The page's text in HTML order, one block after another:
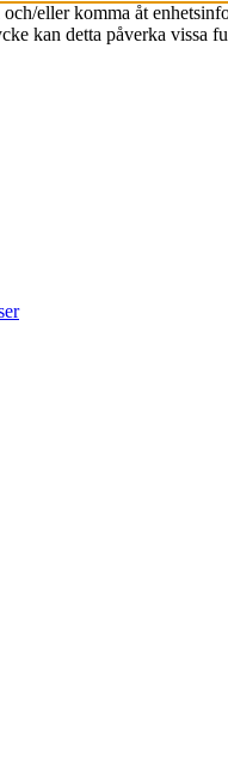
eller komma åt
kan detta påverka vissa